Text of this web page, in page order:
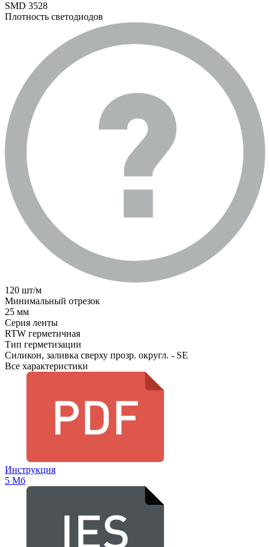
SMD 3528
Плотность светодиодов
120 шт/м
Минимальный отрезок
25 мм
Серия ленты
RTW герметичная
Тип герметизации
Силикон, заливка сверху прозр. округл. - SE
Все характеристики
Инструкция
5 Мб